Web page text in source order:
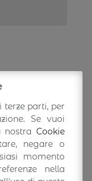
terze parti, per
Se vuoi
nostra Cookie
negare o
momento
nella